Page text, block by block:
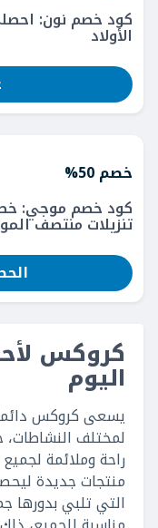
الأولاد
خصم 50%
تنزيلات منتصف
كروكس
اليوم
يسعى كروكس دائماً
لمختلف
راحة وملائمة
منتجات جديدة
التي تلبي بدورها